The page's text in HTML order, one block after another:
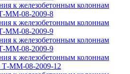
к железобетонным колоннам
ММ-08-2009-8
к железобетонным колоннам
ММ-08-2009-9
к железобетонным колоннам
ММ-08-2009-9
к железобетонным колоннам
ММ-08-2009-12